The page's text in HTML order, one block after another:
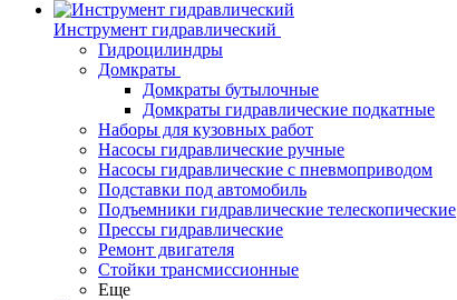
Инструмент гидравлический
Гидроцилиндры
Домкраты
Домкраты бутылочные
Домкраты гидравлические подкатные
Наборы для кузовных работ
Насосы гидравлические ручные
Насосы гидравлические с пневмоприводом
Подставки под автомобиль
Подъемники гидравлические телескопические
Прессы гидравлические
Ремонт двигателя
Стойки трансмиссионные
Еще